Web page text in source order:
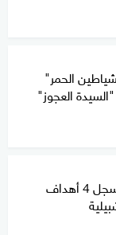
الحمر"
العجوز"
مانشستر يونايتد يسجل 4 أهداف